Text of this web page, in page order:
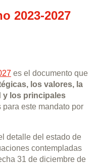
2023-2027
es el documento que
los valores, la
y los principales
para este mandato por
detalle del estado de
contempladas
31 de diciembre de